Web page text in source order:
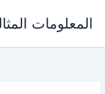
المعلومات